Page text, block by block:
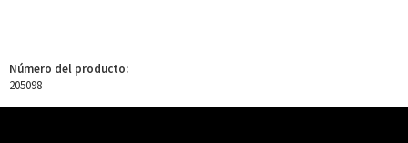
Número del producto:
205098